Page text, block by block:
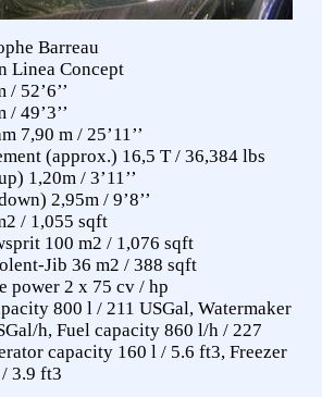
Barreau
Linea Concept
52’6’’
49’3’’
7,90 m / 25’11’’
(approx.) 16,5 T / 36,384 lbs
1,20m / 3’11’’
2,95m / 9’8’’
/ 1,055 sqft
100 m2 / 1,076 sqft
Jib 36 m2 / 388 sqft
power 2 x 75 cv / hp
800 l / 211 USGal, Watermaker
h, Fuel capacity 860 l/h / 227
capacity 160 l / 5.6 ft3, Freezer
3.9 ft3